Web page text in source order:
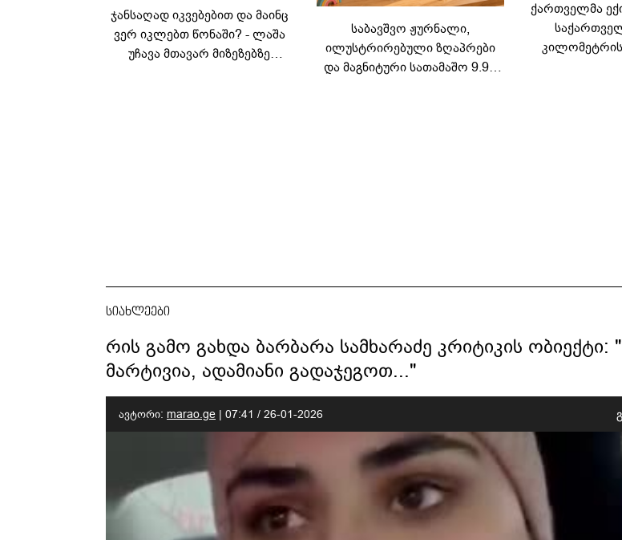
ჯანსაღად იკვებებით და მაინც
ვერ იკლებთ წონაში? - ლაშა
უჩავა მთავარ მიზეზებზე
საბავშვო ჟურნალი,
ილუსტრირებული ზღაპრები
და მაგნიტური სათამაშო 9.90
ქართველმა
სიახლეები
რის გამო გახდა ბარბარა სამხარაძე კრიტიკის ობიექტი:
მარტივია, ადამიანი გადაჯეგოთ..."
ავტორი: marao.ge | 07:41 / 26-01-2026